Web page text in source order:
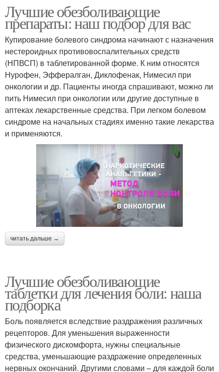
Лучшие обезболивающие
препараты: наш подбор для вас
Купирование болевого синдрома начинают с назначения
нестероидных противовоспалительных средств
(НПВСП) в таблетированной форме. К ним относятся
Нурофен, Эффералган, Диклофенак, Нимесил при
онкологии и др. Пациенты иногда спрашивают, можно ли
пить Нимесил при онкологии или другие доступные в
аптеках лекарственные средства. При легком болевом
синдроме на начальных стадиях именно такие лекарства
и применяются.
читать дальше →
Лучшие обезболивающие
таблетки для лечения боли: наша
подборка
Боль появляется вследствие раздражения различных
рецепторов. Для уменьшения выраженности
физического дискомфорта, нужны специальные
средства, уменьшающие раздражение определенных
нервных окончаний. Другими словами – для каждой боли